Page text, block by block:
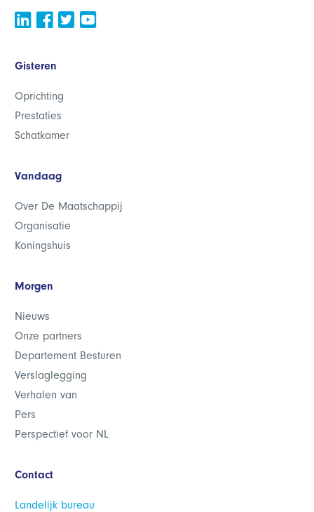
Gisteren
Oprichting
Prestaties
Schatkamer
Vandaag
Over De Maatschappij
Organisatie
Koningshuis
Morgen
Nieuws
Onze partners
Departement Besturen
Verslaglegging
Verhalen van
Pers
Perspectief voor NL
Contact
Landelijk bureau